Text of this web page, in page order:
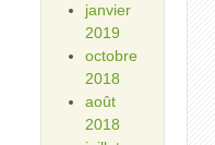
janvier
2019
octobre
2018
août
2018